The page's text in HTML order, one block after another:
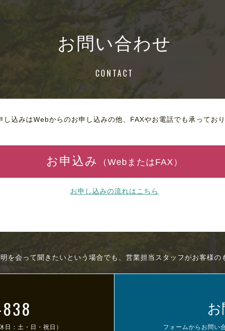
お問い合わせ
CONTACT
し込みはWebからのお申し込みの他、FAXやお電話でも承ってお
お申込み （WebまたはFAX）
お申し込みの流れはこちら
を会って聞きたいという場合でも、営業担当スタッフがお客様の
日：土・日・祝日）
お
フォームからお問い